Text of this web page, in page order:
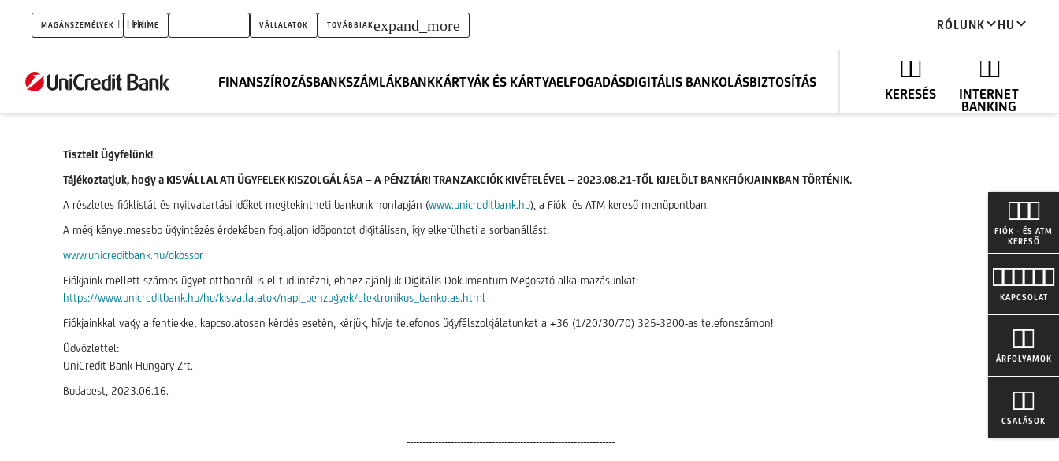
Kisvállalati
ügyfélkiszolgálási
modell
változás
MAGÁNSZEMÉLYEK PRIME VÁLLALATOK TOVÁBBIAKexpand_more RÓLUNK HU
FINANSZÍROZÁSBANKSZÁMLÁKBANKKÁRTYÁK ÉS KÁRTYAELFOGADÁSDIGITÁLIS BANKOLÁSBIZTOSÍTÁS
KERESÉS
INTERNET
BANKING
FIÓK - ÉS ATM
KERESŐ
KAPCSOLAT
ÁRFOLYAMOK
CSALÁSOK
Tisztelt Ügyfelünk!
Tájékoztatjuk, hogy a KISVÁLLALATI ÜGYFELEK KISZOLGÁLÁSA – A PÉNZTÁRI TRANZAKCIÓK KIVÉTELÉVEL – 2023.08.21-TŐL KIJELÖLT BANKFIÓKJAINKBAN TÖRTÉNIK.
A részletes fióklistát és nyitvatartási időket megtekintheti bankunk honlapján (www.unicreditbank.hu), a Fiók- és ATM-kereső menüpontban.
A még kényelmesebb ügyintézés érdekében foglaljon időpontot digitálisan, így elkerülheti a sorbanállást:
www.unicreditbank.hu/okossor
Fiókjaink mellett számos ügyet otthonról is el tud intézni, ehhez ajánljuk Digitális Dokumentum Megosztó alkalmazásunkat:
https://www.unicreditbank.hu/hu/kisvallalatok/napi_penzugyek/elektronikus_bankolas.html
Fiókjainkkal vagy a fentiekkel kapcsolatosan kérdés esetén, kérjük, hívja telefonos ügyfélszolgálatunkat a +36 (1/20/30/70) 325-3200-as telefonszámon!
Üdvözlettel:
UniCredit Bank Hungary Zrt.
Budapest, 2023.06.16.
------------------------------------------------------------------